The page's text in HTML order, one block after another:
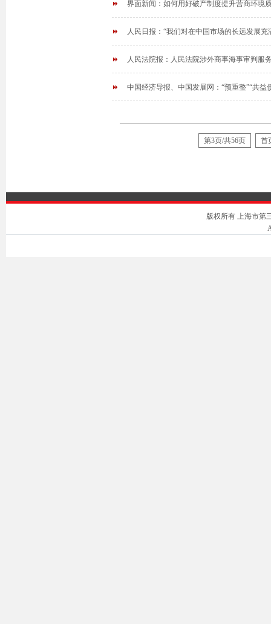
界面新闻：如何用好破产制度提升营商环境
人民日报：“我们对在中国市场的长远发展
人民法院报：人民法院涉外商事海事审判服
中国经济导报、中国发展网：“预重整”“共
第3页/共56页 首
版权所有 上海市第